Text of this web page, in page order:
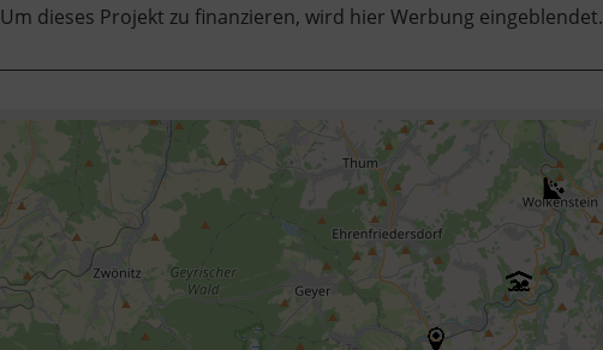
Um dieses Projekt zu finanzieren, wird hier Werbung eingeblendet.